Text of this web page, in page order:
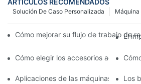
Máquina
Solución De Caso Personalizada
Cómo mejorar su flujo de trabajo de
El
Cómo elegir los accesorios
Aplicaciones de las máquinas deLos